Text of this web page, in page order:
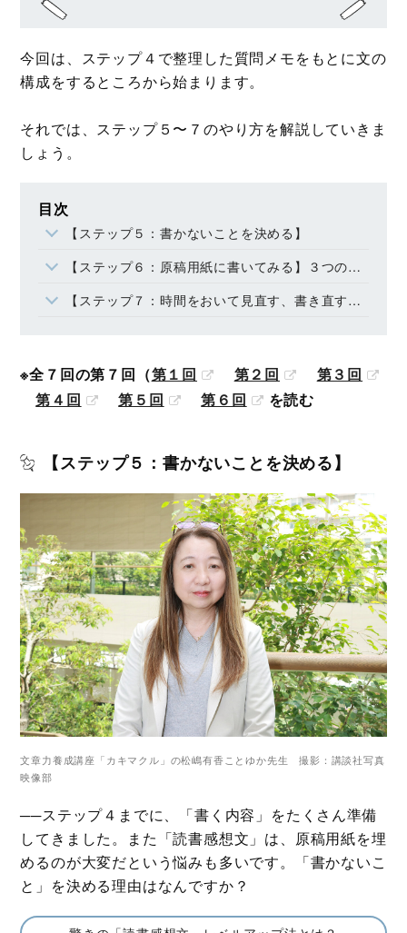
今回は、ステップ４で整理した質問メモをもとに文の
構成をするところから始まります。
それでは、ステップ５〜７のやり方を解説していきま
しょう。
目次
【ステップ５：書かないことを決める】
【ステップ６：原稿用紙に書いてみる】３つの話題について書く順番を決めて、文を書く
【ステップ７：時間をおいて見直す、書き直す】音読すると間違いが見つかる！
※全７回の第７回（第１回 第２回
第３回
第４回
第５回 第６回 を読む
【ステップ５：書かないことを決める】
文章力養成講座「カキマクル」の松嶋有香ことゆか先生 撮影：講談社写真
映像部
──ステップ４までに、「書く内容」をたくさん準備
してきました。また「読書感想文」は、原稿用紙を埋
めるのが大変だという悩みも多いです。「書かないこ
と」を決める理由はなんですか？